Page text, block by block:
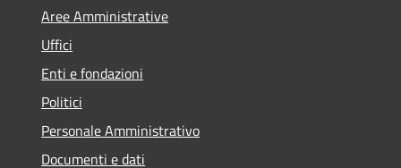
Aree Amministrative
Uffici
Enti e fondazioni
Politici
Personale Amministrativo
Documenti e dati